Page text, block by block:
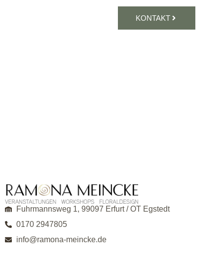
KONTAKT
Fuhrmannsweg 1, 99097 Erfurt / OT Egstedt
0170 2947805
info@ramona-meincke.de